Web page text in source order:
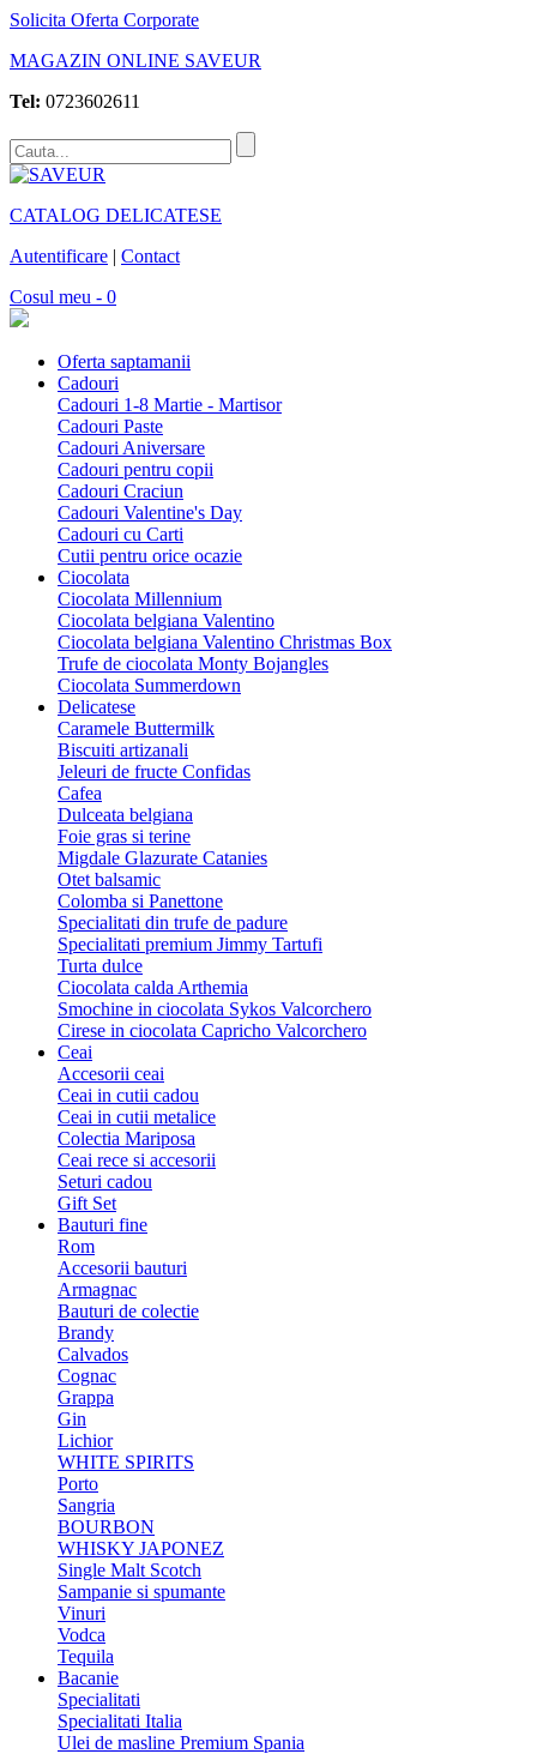
Solicita Oferta Corporate
MAGAZIN ONLINE SAVEUR
Tel: 0723602611
CATALOG DELICATESE
Autentificare | Contact
Cosul meu - 0
Oferta saptamanii
Cadouri
Cadouri 1-8 Martie - Martisor
Cadouri Paste
Cadouri Aniversare
Cadouri pentru copii
Cadouri Craciun
Cadouri Valentine's Day
Cadouri cu Carti
Cutii pentru orice ocazie
Ciocolata
Ciocolata Millennium
Ciocolata belgiana Valentino
Ciocolata belgiana Valentino Christmas Box
Trufe de ciocolata Monty Bojangles
Ciocolata Summerdown
Delicatese
Caramele Buttermilk
Biscuiti artizanali
Jeleuri de fructe Confidas
Cafea
Dulceata belgiana
Foie gras si terine
Migdale Glazurate Catanies
Otet balsamic
Colomba si Panettone
Specialitati din trufe de padure
Specialitati premium Jimmy Tartufi
Turta dulce
Ciocolata calda Arthemia
Smochine in ciocolata Sykos Valcorchero
Cirese in ciocolata Capricho Valcorchero
Ceai
Accesorii ceai
Ceai in cutii cadou
Ceai in cutii metalice
Colectia Mariposa
Ceai rece si accesorii
Seturi cadou
Gift Set
Bauturi fine
Rom
Accesorii bauturi
Armagnac
Bauturi de colectie
Brandy
Calvados
Cognac
Grappa
Gin
Lichior
WHITE SPIRITS
Porto
Sangria
BOURBON
WHISKY JAPONEZ
Single Malt Scotch
Sampanie si spumante
Vinuri
Vodca
Tequila
Bacanie
Specialitati
Specialitati Italia
Ulei de masline Premium Spania